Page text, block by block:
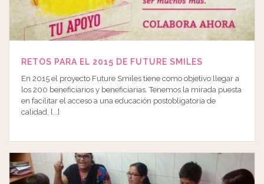
RETOS PARA EL 2015 DE FUTURE SMILES
En 2015 el proyecto Future Smiles tiene como objetivo llegar a
los 200 beneficiarios y beneficiarias. Tenemos la mirada puesta
en facilitar el acceso a una educación postobligatoria de
calidad, [...]